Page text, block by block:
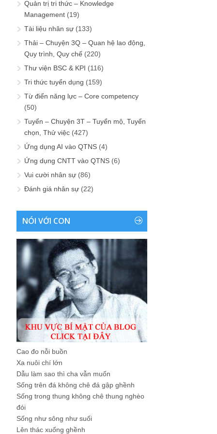
Quản trị tri thức – Knowledge
Management (19)
Tài liệu nhân sự (133)
Thải – Chuyện 3Q – Quan hệ lao động,
Quy trình, Quy chế (220)
Thư viện BSC & KPI (116)
Tri thức tuyển dụng (159)
Từ điển năng lực – Core competency
(50)
Tuyển – Chuyện 3T – Tuyển mộ, Tuyển
chọn, Thử việc (427)
Ứng dụng AI vào QTNS (4)
Ứng dụng CNTT vào QTNS (6)
Vui cười nhân sự (86)
Đánh giá nhân sự (22)
NÓI VỚI CON
Cao đo nỗi buồn
Xa nuôi chí lớn
Dẫu làm sao thì cha vẫn muốn
Sống trên đá không chê đá gập ghềnh
Sống trong thung không chê thung nghèo
đói
Sống như sông như suối
Lên thác xuống ghềnh